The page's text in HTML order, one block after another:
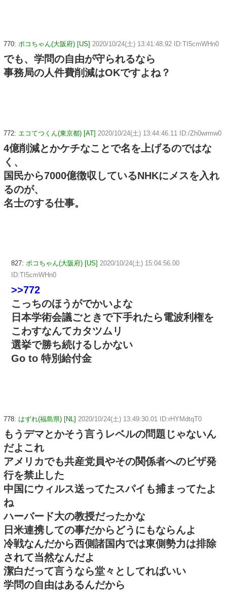
770: ポコちゃん(大阪府) [US] 2020/10/24(土) 13:41:48.92 ID:TI5cmWHn0
でも、学問の自由が守られるなら
事務局の人件費削減はOKですよね？
772: エコてつくん(東京都) [AT] 2020/10/24(土) 13:44:46.11 ID:/Zh0wrmw0
4億削減とかケチなことで名を上げるのではな
く、
国民から7000億徴収しているNHKにメスを入れ
るのが、
名士のする仕事。
827: ポコちゃん(大阪府) [US] 2020/10/24(土) 15:04:56.00
ID:TI5cmWHn0
>>772
こっちのほうがでかいよな
日本学術会議ごときで下手れたら電波利権を
こわすなんてカタツムリ
選挙で勝ち続けるしかない
Go to 特別給付金
778: はずれ(福島県) [NL] 2020/10/24(土) 13:49:30.01 ID:rHYMdtqT0
もうデマとかそう言うレベルの問題じゃないん
だよこれ
アメリカでも共産党員やその関係者へのビザ発
行を禁止した
中国にウィルス送ってたスパイも捕まってたよ
ね
ハーバード大の教授だったかな
日米連携しての事だからどうにもならんよ
冷戦なんだから西側諸国内では東側勢力は排除
されて当然なんだよ
潔白だって言うなら堂々としてればいい
学問の自由はあるんだから